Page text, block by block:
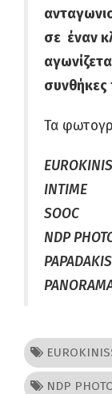
σε έναν
συνθήκες
Τα
INTIME
SOOC
NDP
NDP